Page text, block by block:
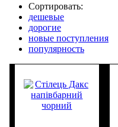
Сортировать:
дешевые
дорогие
новые поступления
популярность